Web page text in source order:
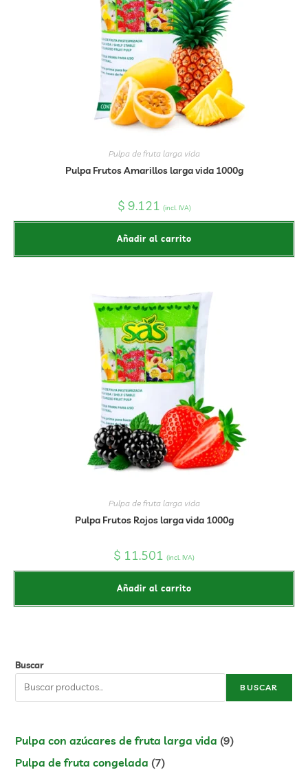
Pulpa de fruta larga vida
Pulpa Frutos Amarillos larga vida 1000g
$ 9.121 (incl. IVA)
Añadir al carrito
Pulpa de fruta larga vida
Pulpa Frutos Rojos larga vida 1000g
$ 11.501 (incl. IVA)
Añadir al carrito
Buscar
BUSCAR
Pulpa con azúcares de fruta larga vida 9
Pulpa de fruta congelada 7